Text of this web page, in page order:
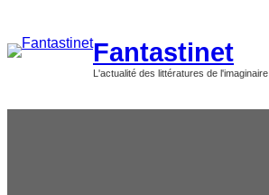
contenu
Fantastinet
L'actualité des littératures de l'imaginaire